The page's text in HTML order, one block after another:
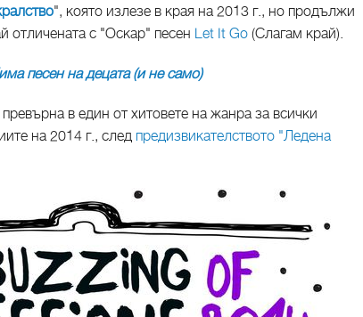
", която излезе в края на 2013 г., но продължи
отличената с "Оскар" песен Let It Go (Слагам край).
песен на децата (и не само)
в един от хитовете на жанра за всички
на 2014 г., след предизвикателството "Ледена